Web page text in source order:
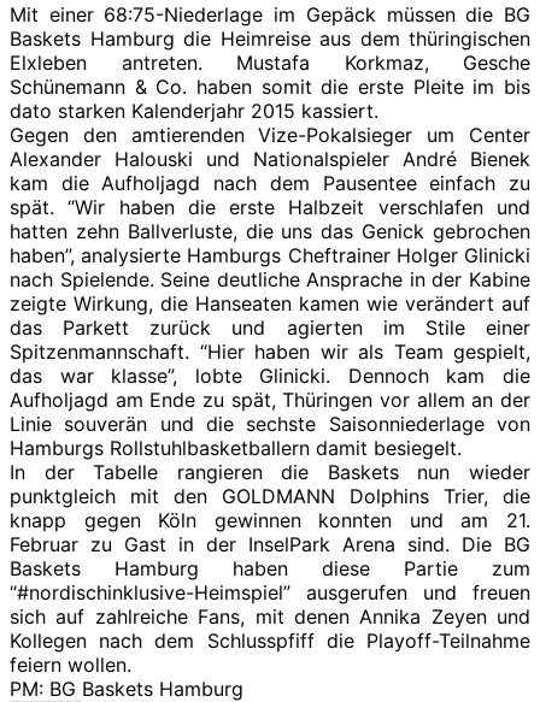
Mit einer 68:75-Niederlage im Gepäck müssen die BG
Baskets Hamburg die Heimreise aus dem thüringischen
Elxleben antreten. Mustafa Korkmaz, Gesche
Schünemann & Co. haben somit die erste Pleite im bis
dato starken Kalenderjahr 2015 kassiert.
Gegen den amtierenden Vize-Pokalsieger um Center
Alexander Halouski und Nationalspieler André Bienek
kam die Aufholjagd nach dem Pausentee einfach zu
spät. “Wir haben die erste Halbzeit verschlafen und
hatten zehn Ballverluste, die uns das Genick gebrochen
haben”, analysierte Hamburgs Cheftrainer Holger Glinicki
nach Spielende. Seine deutliche Ansprache in der Kabine
zeigte Wirkung, die Hanseaten kamen wie verändert auf
das Parkett zurück und agierten im Stile einer
Spitzenmannschaft. “Hier haben wir als Team gespielt,
das war klasse”, lobte Glinicki. Dennoch kam die
Aufholjagd am Ende zu spät, Thüringen vor allem an der
Linie souverän und die sechste Saisonniederlage von
Hamburgs Rollstuhlbasketballern damit besiegelt.
In der Tabelle rangieren die Baskets nun wieder
punktgleich mit den GOLDMANN Dolphins Trier, die
knapp gegen Köln gewinnen konnten und am 21.
Februar zu Gast in der InselPark Arena sind. Die BG
Baskets Hamburg haben diese Partie zum
“#nordischinklusive-Heimspiel” ausgerufen und freuen
sich auf zahlreiche Fans, mit denen Annika Zeyen und
Kollegen nach dem Schlusspfiff die Playoff-Teilnahme
feiern wollen.
PM: BG Baskets Hamburg